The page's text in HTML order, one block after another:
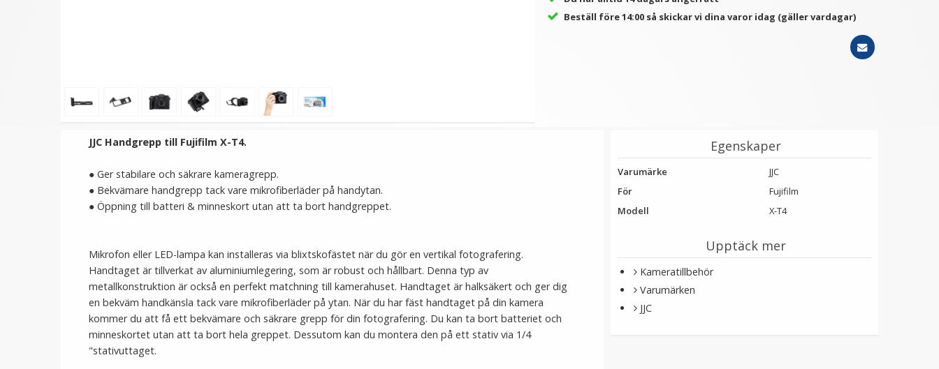
Beställ före 14:00 så skickar vi dina varor idag (gäller vardagar)
JJC Handgrepp till Fujifilm X-T4.
● Ger stabilare och säkrare kameragrepp.
● Bekvämare handgrepp tack vare mikrofiberläder på handytan.
● Öppning till batteri & minneskort utan att ta bort handgreppet.
Mikrofon eller LED-lampa kan installeras via blixtskofästet när du gör en vertikal fotografering.
Handtaget är tillverkat av aluminiumlegering, som är robust och hållbart. Denna typ av
metallkonstruktion är också en perfekt matchning till kamerahuset. Handtaget är halksäkert och ger dig
en bekväm handkänsla tack vare mikrofiberläder på ytan. När du har fäst handtaget på din kamera
kommer du att få ett bekvämare och säkrare grepp för din fotografering. Du kan ta bort batteriet och
minneskortet utan att ta bort hela greppet. Dessutom kan du montera den på ett stativ via 1/4
"stativuttaget.
Egenskaper
Varumärke
JJC
För
Fujifilm
Modell
X-T4
Upptäck mer
Kameratillbehör
Varumärken
JJC